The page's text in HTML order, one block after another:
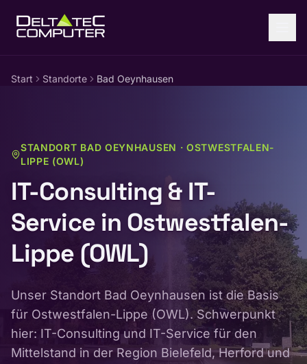
Start Standorte Bad Oeynhausen
STANDORT BAD OEYNHAUSEN ·OSTWESTFALEN-
LIPPE (OWL)
IT-Consulting & IT-
Service in Ostwestfalen-
Lippe (OWL)
Unser Standort Bad Oeynhausen ist die Basis
für Ostwestfalen-Lippe (OWL). Schwerpunkt
hier: IT-Consulting und IT-Service für den
Mittelstand in der Region Bielefeld, Herford und